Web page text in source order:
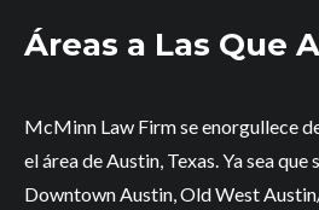
Áreas a Las Que
McMinn Law Firm se enorgullece
el área de Austin, Texas. Ya sea que
Downtown Austin, Old West